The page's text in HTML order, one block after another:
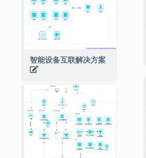
智能设备互联解决方案